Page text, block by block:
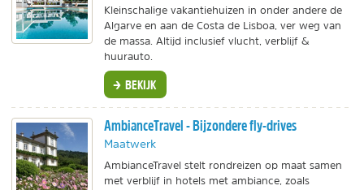
Kleinschalige vakantiehuizen in onder andere de
Algarve en aan de Costa de Lisboa, ver weg van
de massa. Altijd inclusief vlucht, verblijf &
huurauto.
BEKIJK
AmbianceTravel - Bijzondere fly-drives
Maatwerk
AmbianceTravel stelt rondreizen op maat samen
met verblijf in hotels met ambiance, zoals